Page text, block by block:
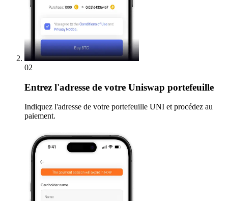
02
Entrez l'adresse de votre Uniswap portefeuille
Indiquez l'adresse de votre portefeuille UNI et procédez au
paiement.